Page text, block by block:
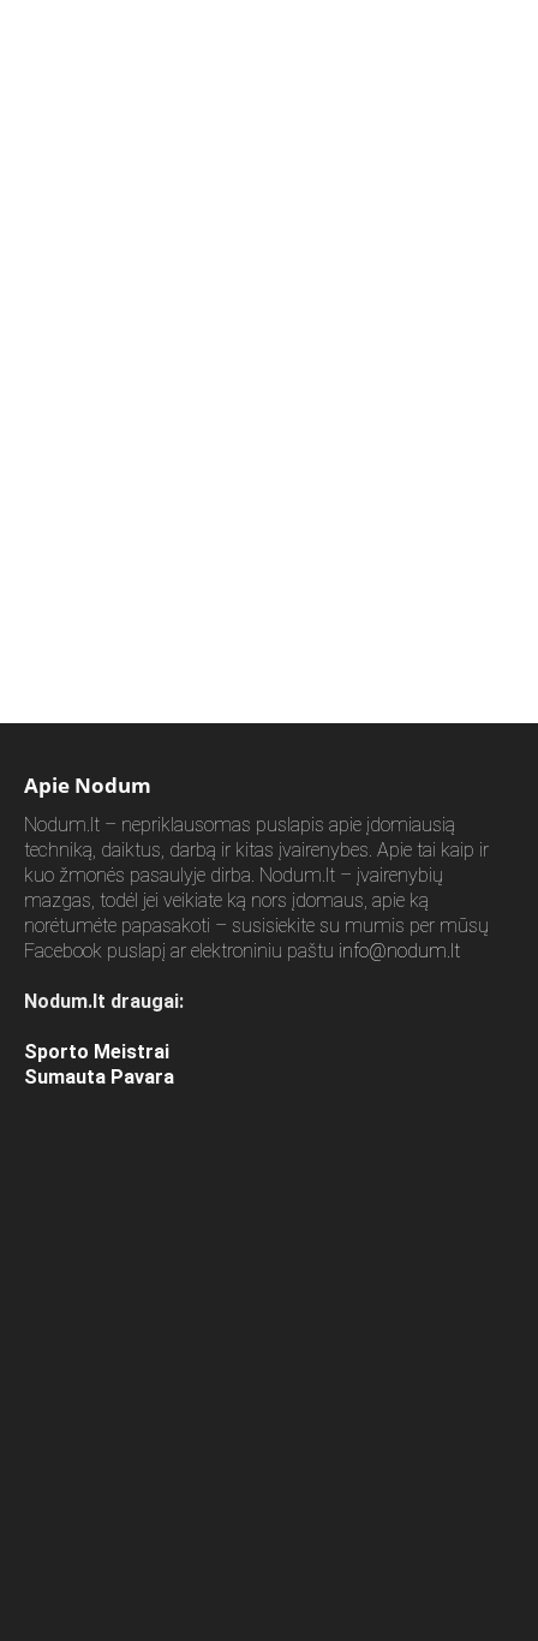
Apie Nodum
Nodum.lt – nepriklausomas puslapis apie įdomiausią
techniką, daiktus, darbą ir kitas įvairenybes. Apie tai kaip ir
kuo žmonės pasaulyje dirba. Nodum.lt – įvairenybių
mazgas, todėl jei veikiate ką nors įdomaus, apie ką
norėtumėte papasakoti – susisiekite su mumis per mūsų
Facebook puslapį ar elektroniniu paštu info@nodum.lt
Nodum.lt draugai:
Sporto Meistrai
Sumauta Pavara